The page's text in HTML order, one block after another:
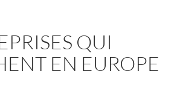
QUI
EN EUROPE